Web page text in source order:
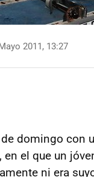
2011, 13:27
domingo con
el que un
ni era